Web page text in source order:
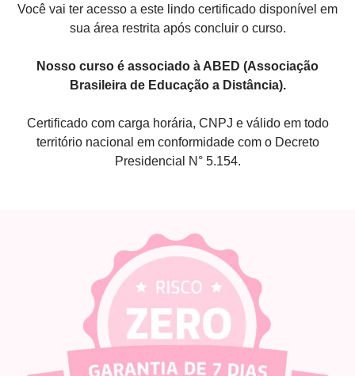
Você vai ter acesso a este lindo certificado disponível em
sua área restrita após concluir o curso.
Nosso curso é associado à ABED (Associação
Brasileira de Educação a Distância).
Certificado com carga horária, CNPJ e válido em todo
território nacional em conformidade com o Decreto
Presidencial N° 5.154.